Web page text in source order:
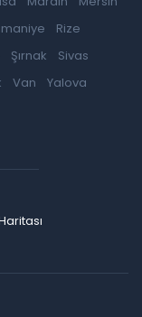
Rize
Şırnak
Sivas
Van
Yalova